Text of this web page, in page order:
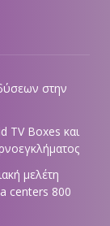
στην
TV Boxes και
μελέτη
centers 800